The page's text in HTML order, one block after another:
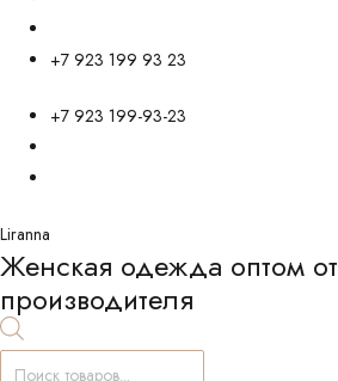
+7 923 199 93 23
+7 923 199-93-23
Liranna
Женская одежда оптом от
производителя
Поиск